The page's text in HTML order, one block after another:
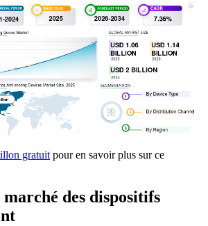
gratuit pour en savoir plus sur ce
des dispositifs